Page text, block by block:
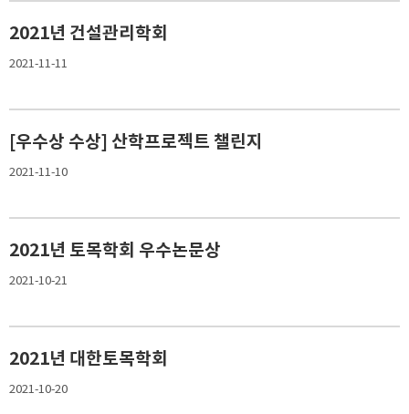
2021년 건설관리학회
2021-11-11
[우수상 수상] 산학프로젝트 챌린지
2021-11-10
2021년 토목학회 우수논문상
2021-10-21
2021년 대한토목학회
2021-10-20